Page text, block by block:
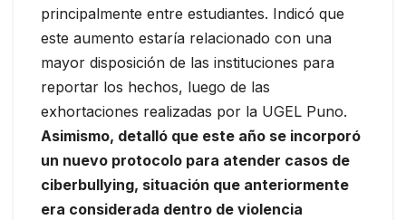
principalmente entre estudiantes. Indicó que
este aumento estaría relacionado con una
mayor disposición de las instituciones para
reportar los hechos, luego de las
exhortaciones realizadas por la UGEL Puno.
Asimismo, detalló que este año se incorporó
un nuevo protocolo para atender casos de
ciberbullying, situación que anteriormente
era considerada dentro de violencia